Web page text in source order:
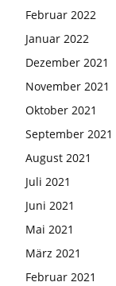
Februar 2022
Januar 2022
Dezember 2021
November 2021
Oktober 2021
September 2021
August 2021
Juli 2021
Juni 2021
Mai 2021
März 2021
Februar 2021